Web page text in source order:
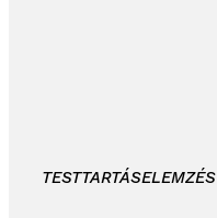
TESTTARTÁSELEMZÉS